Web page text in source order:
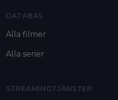
DATABAS
Alla filmer
Alla serier
STREAMINGTJÄNSTER